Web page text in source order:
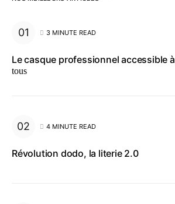
3 MINUTE READ
Le casque professionnel accessible à
tous
4 MINUTE READ
Révolution dodo, la literie 2.0